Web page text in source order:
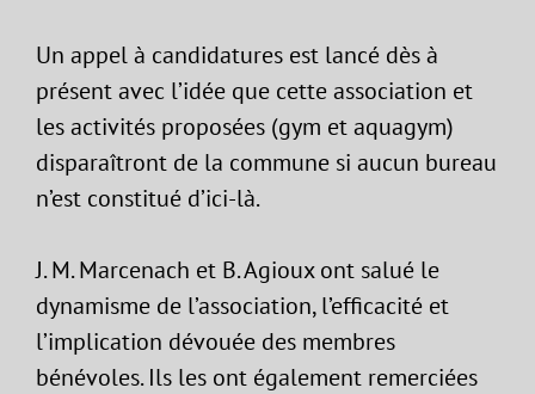
Un appel à candidatures est lancé dès à
présent avec l’idée que cette association et
les activités proposées (gym et aquagym)
disparaîtront de la commune si aucun bureau
n’est constitué d’ici-là.
J. M. Marcenach et B. Agioux ont salué le
dynamisme de l’association, l’efficacité et
l’implication dévouée des membres
bénévoles. Ils les ont également remerciées